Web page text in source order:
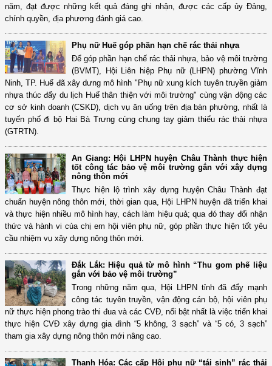
năm, đạt được những kết quả đáng ghi nhận, được các cấp ủy Đảng,
chính quyền, địa phương đánh giá cao.
Phụ nữ Huế góp phần hạn chế rác thải nhựa
Để góp phần hạn chế rác thải nhựa, bảo vệ môi trường
(BVMT), Hội Liên hiệp Phụ nữ (LHPN) phường Vĩnh
Ninh, TP. Huế đã xây dưng mô hình "Phụ nữ xung kích tuyên truyền giảm
nhựa thúc đẩy du lịch Huế thân thiện với môi trường" cùng vận động các
cơ sở kinh doanh (CSKD), dịch vụ ăn uống trên địa bàn phường, nhất là
tuyến phố đi bộ Hai Bà Trưng cùng chung tay giảm thiểu rác thải nhựa
(GTRTN).
An Giang: Hội LHPN huyện Châu Thành thực hiện
tốt công tác bảo vệ môi trường gắn với xây dựng
nông thôn mới
Thực hiện lộ trình xây dựng huyện Châu Thành đạt
chuẩn huyện nông thôn mới, thời gian qua, Hội LHPN huyện đã triển khai
và thực hiện nhiều mô hình hay, cách làm hiệu quả; qua đó thay đổi nhận
thức và hành vi của chị em hội viên phụ nữ, góp phần thực hiện tốt yêu
cầu nhiệm vụ xây dựng nông thôn mới.
Đắk Lắk: Hiệu quả từ mô hình “Thu gom phế liệu
gắn với bảo vệ môi trường”
Trong những năm qua, Hội LHPN tỉnh đã đẩy mạnh
công tác tuyên truyền, vận động cán bộ, hội viên phụ
nữ thực hiện phong trào thi đua và các CVĐ, nổi bật nhất là việc triển khai
thực hiện CVĐ xây dựng gia đình “5 không, 3 sạch” và “5 có, 3 sạch”
tham gia xây dựng nông thôn mới nâng cao.
Thanh Hóa: Các cấp Hội phụ nữ “tái sinh” rác thải